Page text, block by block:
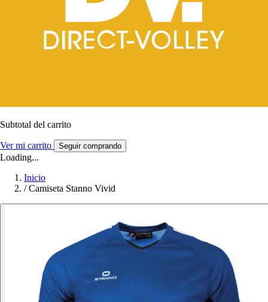
Subtotal del carrito
Ver mi carrito Seguir comprando
Loading...
Inicio
/ Camiseta Stanno Vivid